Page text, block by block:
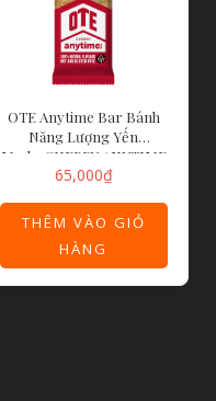
OTE Anytime Bar Bánh
Năng Lượng Yến
Mạch_CHERRY ANYTIME
BAR
65,000₫
THÊM VÀO GIỎ
HÀNG